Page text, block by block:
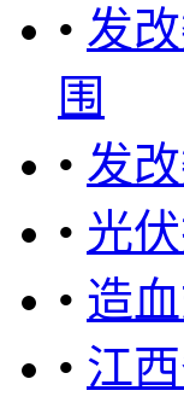
• 发
围
• 发
• 光
• 造
• 江